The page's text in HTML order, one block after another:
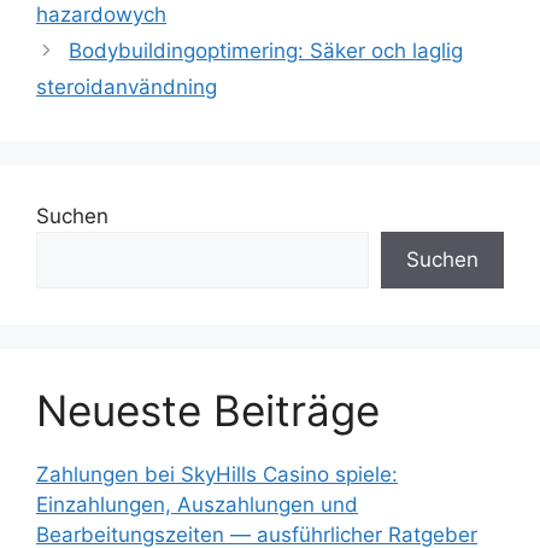
hazardowych
Bodybuildingoptimering: Säker och laglig
steroidanvändning
Suchen
Suchen
Neueste Beiträge
Zahlungen bei SkyHills Casino spiele:
Einzahlungen, Auszahlungen und
Bearbeitungszeiten — ausführlicher Ratgeber